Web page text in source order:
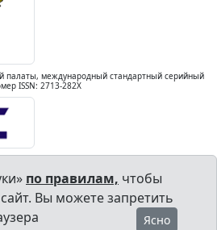
палаты, международный стандартный серийный
ISSN: 2713-282X
по правилам, чтобы
Вы можете запретить
Ясно